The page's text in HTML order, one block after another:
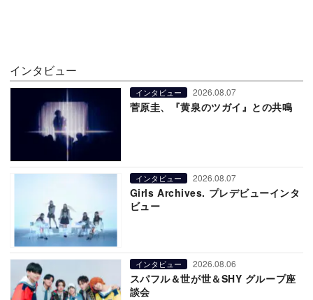
インタビュー
インタビュー 2026.08.07
菅原圭、『黄泉のツガイ』との共鳴
インタビュー 2026.08.07
Girls Archives. プレデビューインタ
ビュー
インタビュー 2026.08.06
スパフル＆世が世＆SHY グループ座
談会